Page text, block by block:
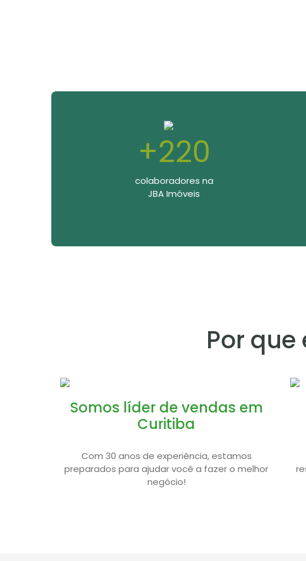
+220
colaboradores na
JBA Imóveis
Por que
Somos líder de vendas em
Curitiba
Com 30 anos de experiência, estamos
preparados para ajudar você a fazer o melhor
negócio!